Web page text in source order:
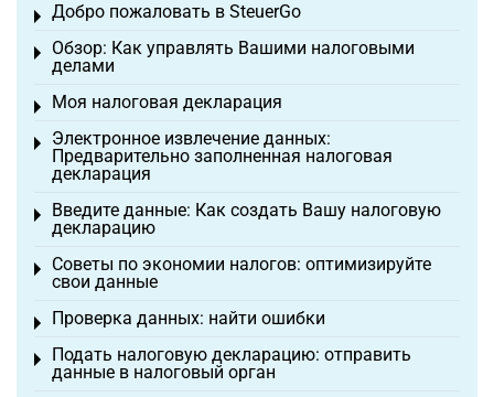
Добро пожаловать в SteuerGo
Toggle menu
Обзор: Как управлять Вашими налоговыми
делами
Toggle menu
Моя налоговая декларация
Toggle menu
Электронное извлечение данных:
Предварительно заполненная налоговая
декларация
Toggle menu
Введите данные: Как создать Вашу налоговую
декларацию
Toggle menu
Советы по экономии налогов: оптимизируйте
свои данные
Toggle menu
Проверка данных: найти ошибки
Toggle menu
Подать налоговую декларацию: отправить
данные в налоговый орган
Toggle menu